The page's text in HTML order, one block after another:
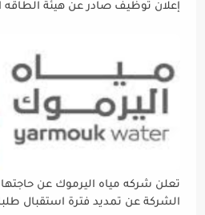
إعلان توظيف صادر عن هيئة الطاقه الذريه
تعلن شركه مياه اليرموك عن حاجتها
الشركة عن تمديد فترة استقبال